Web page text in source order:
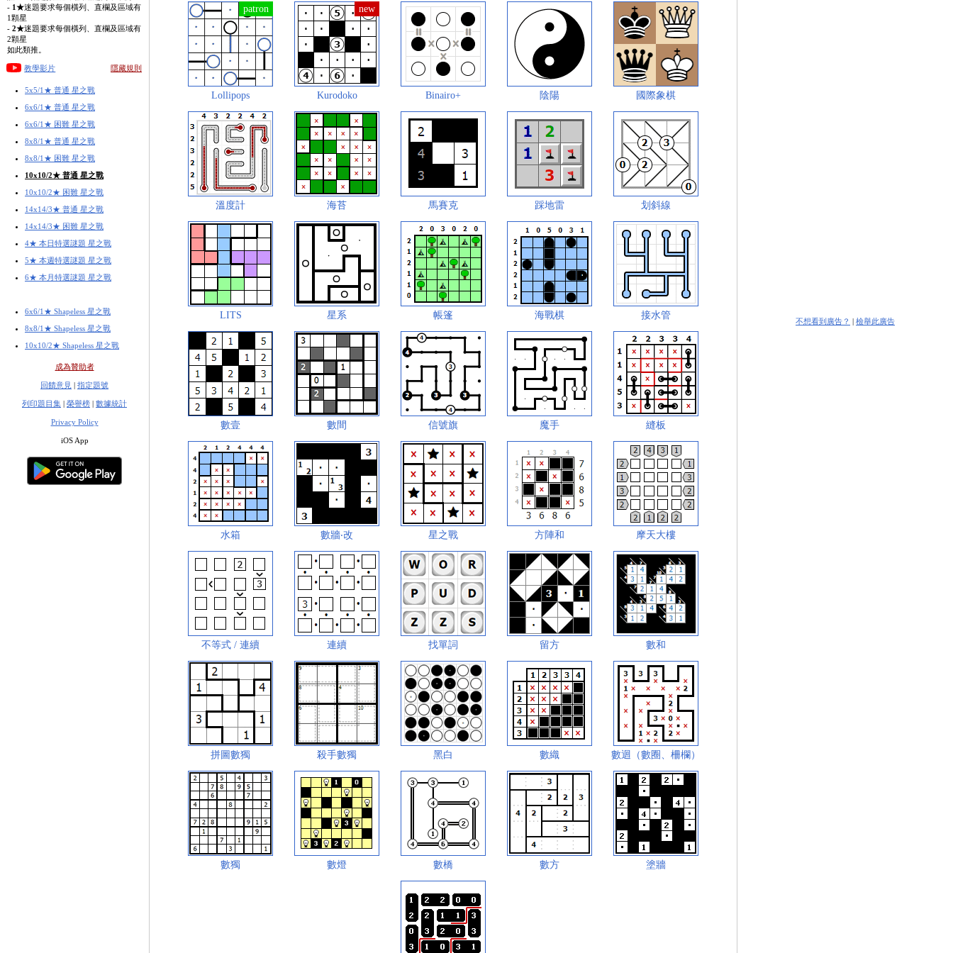
- 1★迷題要求每個橫列、直欄及區域有
1顆星
- 2★迷題要求每個橫列、直欄及區域有
2顆星
如此類推。
教學影片 隱藏規則
5x5/1★ 普通 星之戰
6x6/1★ 普通 星之戰
6x6/1★ 困難 星之戰
8x8/1★ 普通 星之戰
8x8/1★ 困難 星之戰
10x10/2★ 普通 星之戰
10x10/2★ 困難 星之戰
14x14/3★ 普通 星之戰
14x14/3★ 困難 星之戰
4★ 本日特選謎題 星之戰
5★ 本週特選謎題 星之戰
6★ 本月特選謎題 星之戰
6x6/1★ Shapeless 星之戰
8x8/1★ Shapeless 星之戰
10x10/2★ Shapeless 星之戰
成為贊助者
回饋意見 | 指定題號
列印題目集 | 榮譽榜 | 數據統計
Privacy Policy
iOS App
Lollipops Kurodoko Binairo+ 陰陽 國際象棋
溫度計 海苔 馬賽克 踩地雷 划斜線
LITS 星系 帳篷 海戰棋 接水管
數壹 數間 信號旗 魔手 縫板
水箱 數牆‧改 星之戰 方陣和 摩天大樓
不等式 / 連續 連續 找單詞 留方 數和
拼圖數獨 殺手數獨 黑白 數織 數迴（數圈、柵欄）
數獨 數燈 數橋 數方 塗牆
不想看到廣告？ | 檢舉此廣告